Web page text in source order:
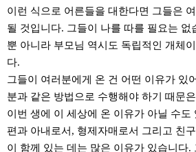
이런 식으로 어른들을 대한다면 그들은
될 것입니다. 그들이 나를 따를 필요는 없
뿐 아니라 부모님 역시도 독립적인 개체
다.
그들이 여러분에게 온 건 어떤 이유가 있
분과 같은 방법으로 수행해야 하기 때문
이번 생에 이 세상에 온 이유가 아닐 수도
편과 아내로서, 형제자매로서 그리고 친
이 함께 있는 데는 많은 이유가 있습니다.